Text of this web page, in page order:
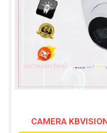
CAMERA